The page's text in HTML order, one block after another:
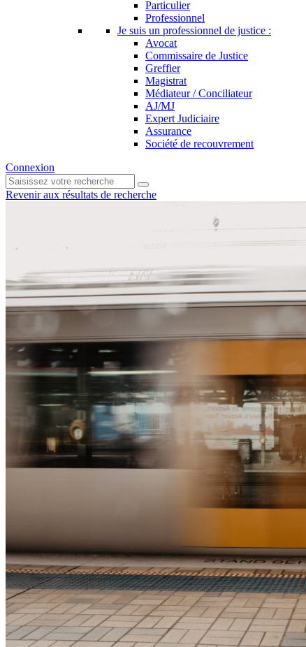
Particulier
Professionnel
Je suis un professionnel de justice :
Avocat
Commissaire de Justice
Greffier
Magistrat
Médiateur / Conciliateur
AJ/MJ
Expert Judiciaire
Assurance
Société de recouvrement
Connexion
Revenir aux résultats de recherche